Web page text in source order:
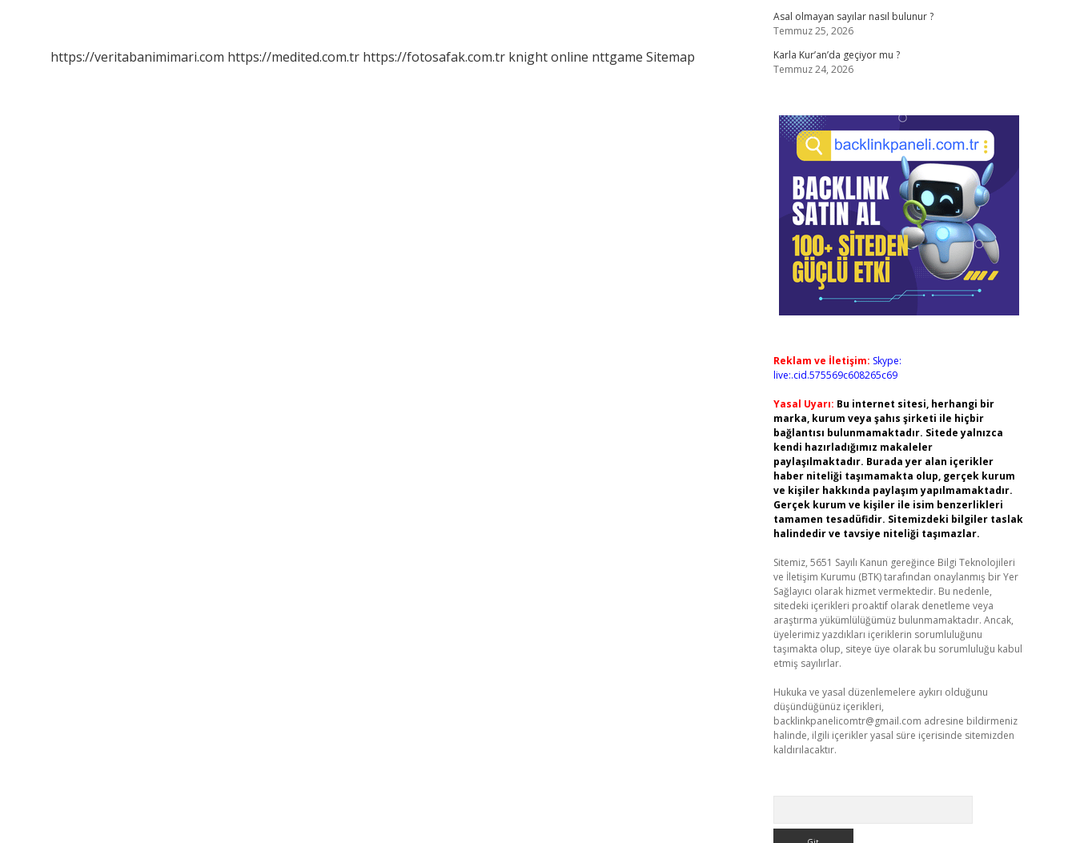
https://veritabanimimari.com https://medited.com.tr https://fotosafak.com.tr knight online nttgame Sitemap
Asal olmayan sayılar nasıl bulunur ?
Temmuz 25, 2026
Karla Kur’an’da geçiyor mu ?
Temmuz 24, 2026
Reklam ve İletişim: Skype:
live:.cid.575569c608265c69
Yasal Uyarı: Bu internet sitesi, herhangi bir
marka, kurum veya şahıs şirketi ile hiçbir
bağlantısı bulunmamaktadır. Sitede yalnızca
kendi hazırladığımız makaleler
paylaşılmaktadır. Burada yer alan içerikler
haber niteliği taşımamakta olup, gerçek kurum
ve kişiler hakkında paylaşım yapılmamaktadır.
Gerçek kurum ve kişiler ile isim benzerlikleri
tamamen tesadüfidir. Sitemizdeki bilgiler taslak
halindedir ve tavsiye niteliği taşımazlar.
Sitemiz, 5651 Sayılı Kanun gereğince Bilgi Teknolojileri
ve İletişim Kurumu (BTK) tarafından onaylanmış bir Yer
Sağlayıcı olarak hizmet vermektedir. Bu nedenle,
sitedeki içerikleri proaktif olarak denetleme veya
araştırma yükümlülüğümüz bulunmamaktadır. Ancak,
üyelerimiz yazdıkları içeriklerin sorumluluğunu
taşımakta olup, siteye üye olarak bu sorumluluğu kabul
etmiş sayılırlar.
Hukuka ve yasal düzenlemelere aykırı olduğunu
düşündüğünüz içerikleri,
backlinkpanelicomtr@gmail.com adresine bildirmeniz
halinde, ilgili içerikler yasal süre içerisinde sitemizden
kaldırılacaktır.